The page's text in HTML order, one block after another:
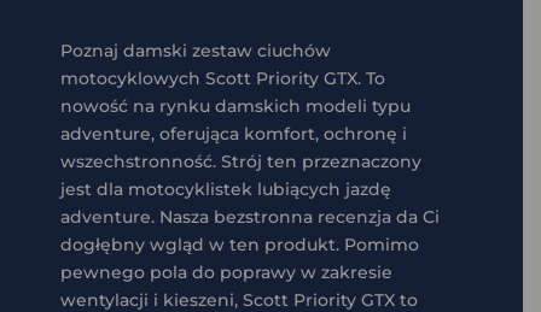
Poznaj damski zestaw ciuchów
motocyklowych Scott Priority GTX. To
nowość na rynku damskich modeli typu
adventure, oferująca komfort, ochronę i
wszechstronność. Strój ten przeznaczony
jest dla motocyklistek lubiących jazdę
adventure. Nasza bezstronna recenzja da Ci
dogłębny wgląd w ten produkt. Pomimo
pewnego pola do poprawy w zakresie
wentylacji i kieszeni, Scott Priority GTX to